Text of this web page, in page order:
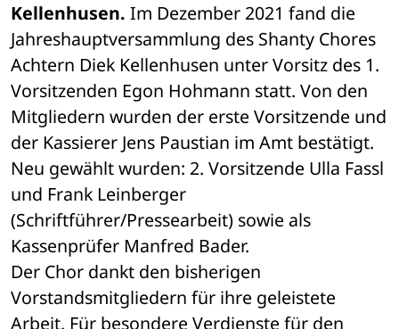
Kellenhusen. Im Dezember 2021 fand die
Jahreshauptversammlung des Shanty Chores
Achtern Diek Kellenhusen unter Vorsitz des 1.
Vorsitzenden Egon Hohmann statt. Von den
Mitgliedern wurden der erste Vorsitzende und
der Kassierer Jens Paustian im Amt bestätigt.
Neu gewählt wurden: 2. Vorsitzende Ulla Fassl
und Frank Leinberger
(Schriftführer/Pressearbeit) sowie als
Kassenprüfer Manfred Bader.
Der Chor dankt den bisherigen
Vorstandsmitgliedern für ihre geleistete
Arbeit. Für besondere Verdienste für den